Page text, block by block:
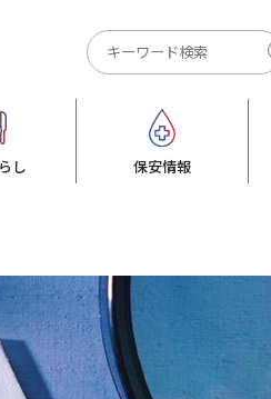
し 保安情報